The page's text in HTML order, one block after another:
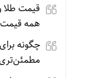
همه
چگونه